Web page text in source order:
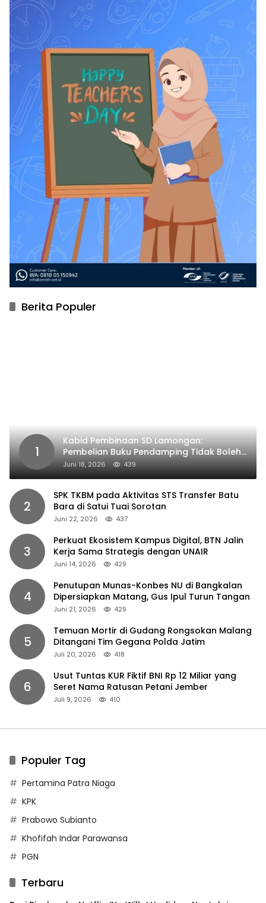
Berita Populer
1
Kabid Pembinaan SD Lamongan:
Pembelian Buku Pendamping Tidak Boleh
Dipaksakan
Juni 18, 2026 439
2
SPK TKBM pada Aktivitas STS Transfer Batu
Bara di Satui Tuai Sorotan
Juni 22, 2026 437
3
Perkuat Ekosistem Kampus Digital, BTN Jalin
Kerja Sama Strategis dengan UNAIR
Juni 14, 2026 429
4
Penutupan Munas-Konbes NU di Bangkalan
Dipersiapkan Matang, Gus Ipul Turun Tangan
Juni 21, 2026 429
5
Temuan Mortir di Gudang Rongsokan Malang
Ditangani Tim Gegana Polda Jatim
Juli 20, 2026 418
6
Usut Tuntas KUR Fiktif BNI Rp 12 Miliar yang
Seret Nama Ratusan Petani Jember
Juli 9, 2026 410
Populer Tag
Pertamina Patra Niaga
KPK
Prabowo Subianto
Khofifah Indar Parawansa
PGN
Terbaru